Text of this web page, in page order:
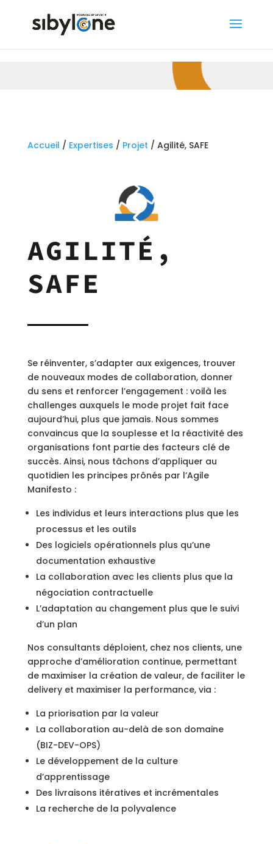
Accueil / Expertises / Projet / Agilité, SAFE
AGILITÉ,
SAFE
Se réinventer, s’adapter aux exigences, trouver
de nouveaux modes de collaboration, donner
du sens et renforcer l’engagement : voilà les
challenges auxquels le mode projet fait face
aujourd’hui, plus que jamais. Nous sommes
convaincus que la souplesse et la réactivité des
organisations font partie des facteurs clé de
succès. Ainsi, nous tâchons d’appliquer au
quotidien les principes prônés par l’Agile
Manifesto :
Les individus et leurs interactions plus que les
processus et les outils
Des logiciels opérationnels plus qu’une
documentation exhaustive
La collaboration avec les clients plus que la
négociation contractuelle
L’adaptation au changement plus que le suivi
d’un plan
Nos consultants déploient, chez nos clients, une
approche d’amélioration continue, permettant
de maximiser la création de valeur, de faciliter le
delivery et maximiser la performance, via :
La priorisation par la valeur
La collaboration au-delà de son domaine
(BIZ-DEV-OPS)
Le développement de la culture
d’apprentissage
Des livraisons itératives et incrémentales
La recherche de la polyvalence